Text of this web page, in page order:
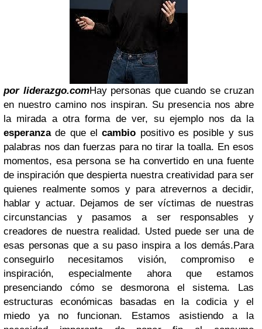
por liderazgo.comHay personas que cuando se cruzan
en nuestro camino nos inspiran. Su presencia nos abre
la mirada a otra forma de ver, su ejemplo nos da la
esperanzade que elcambio positivo es posible y sus
palabras nos dan fuerzas para no tirar la toalla. En esos
momentos, esa persona se ha convertido en una fuente
de inspiración que despierta nuestra creatividad para ser
quienes realmente somos y para atrevernos a decidir,
hablar y actuar. Dejamos de ser víctimas de nuestras
circunstancias y pasamos a ser responsables y
creadores de nuestra realidad. Usted puede ser una de
esas personas que a su paso inspira a los demás.Para
conseguirlo necesitamos visión, compromiso e
inspiración, especialmente ahora que estamos
presenciando cómo se desmorona el sistema. Las
estructuras económicas basadas en la codicia y el
miedo ya no funcionan. Estamos asistiendo a la